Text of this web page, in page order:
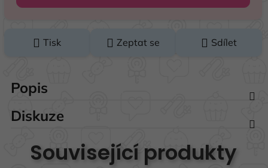
Tisk Zeptat se Sdílet
Popis
Diskuze
Související produkty